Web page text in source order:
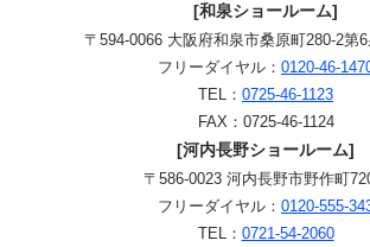
[和泉ショールーム]
〒594-0066 大阪府和泉市桑原町280-2第
フリーダイヤル： 0120-46-
TEL： 0725-46-1123
FAX：0725-46-1124
[河内長野ショールーム]
〒586-0023 河内長野市野作町
フリーダイヤル： 0120-555-
TEL： 0721-54-2060